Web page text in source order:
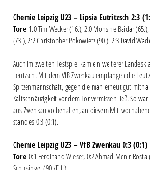
Chemie Leipzig U23 – Lipsia Eutritzsch 2:3
Tore: 1:0 Tim Wecker (16.), 2:0 Mohsine Baidar
(73.), 2:2 Christopher Pokowietz (90.), 2:3 David
Auch im zweiten Testspiel kam ein weiterer
Leutzsch. Mit dem VfB Zwenkau empfangen die
Spitzenmannschaft, gegen die man erneut gut
Kaltschnäuzigkeit vor dem Tor vermissen ließ. So
aus Zwenkau vorbehalten, an diesem
stand es 0:3 (0:1).
Chemie Leipzig U23 – VfB Zwenkau 0:3 (0:1)
Tore: 0:1 Ferdinand Wieser, 0:2 Ahmad Monir Rosta